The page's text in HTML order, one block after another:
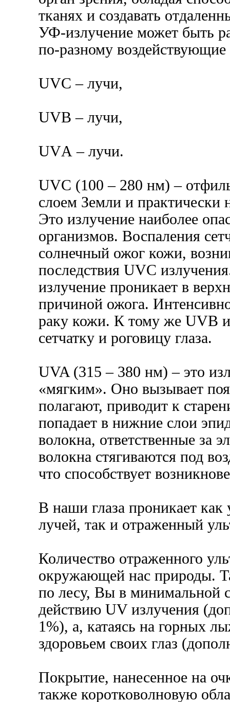
тканях и создавать
УФ-излучение может быть
по-разному воздействующие
UVС – лучи,
UVВ – лучи,
UVА – лучи.
UVC (100 – 280 нм) –
слоем Земли и практически
Это излучение наиболее
организмов. Воспаления
солнечный ожог кожи,
последствия UVC
излучение проникает в
причиной ожога.
раку кожи. К тому же UVB
сетчатку и роговицу глаза.
UVA (315 – 380 нм) – это
«мягким». Оно вызывает
полагают, приводит к
попадает в нижние слои
волокна, ответственные за
волокна стягиваются под
что способствует
В наши глаза проникает как
лучей, так и отраженный
Количество отраженного
окружающей нас природы.
по лесу, Вы в минимальной
действию UV излучения
1%), а, катаясь на горных
здоровьем своих глаз
Покрытие, нанесенное на
также коротковолновую